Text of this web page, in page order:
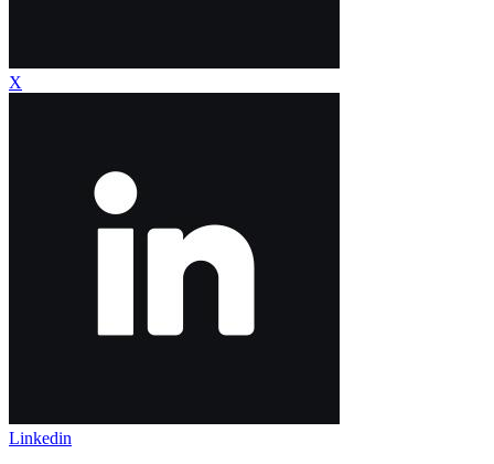
X
Linkedin